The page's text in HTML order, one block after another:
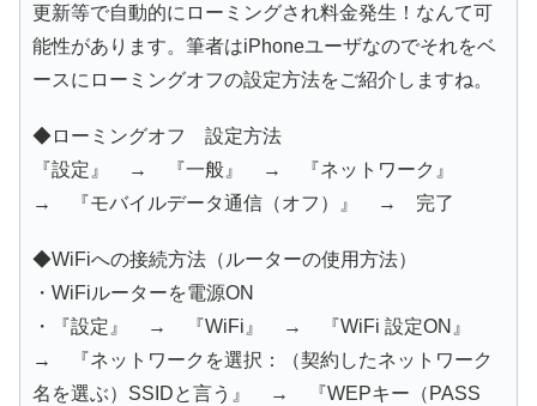
更新等で自動的にローミングされ料金発生！なんて可
能性があります。筆者はiPhoneユーザなのでそれをベ
ースにローミングオフの設定方法をご紹介しますね。
◆ローミングオフ 設定方法
『設定』 → 『一般』 → 『ネットワーク』
→ 『モバイルデータ通信（オフ）』 → 完了
◆WiFiへの接続方法（ルーターの使用方法）
・WiFiルーターを電源ON
・『設定』 → 『WiFi』 → 『WiFi 設定ON』
→ 『ネットワークを選択：（契約したネットワーク
名を選ぶ）SSIDと言う』 → 『WEPキー（PASS